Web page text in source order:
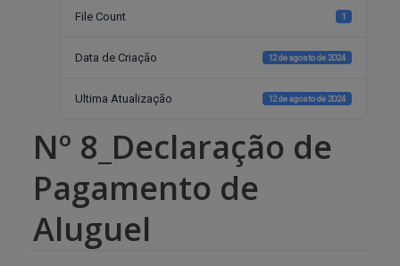
File Count 1
Data de Criação 12 de agosto de 2024
Ultima Atualização 12 de agosto de 2024
Nº 8_Declaração de
Pagamento de
Aluguel